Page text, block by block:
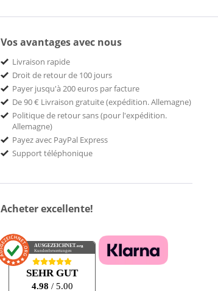
Vos avantages avec nous
Livraison rapide
Droit de retour de 100 jours
Payer jusqu'à 200 euros par facture
De 90 € Livraison gratuite (expédition. Allemagne)
Politique de retour sans (pour l'expédition.
Allemagne)
Payez avec PayPal Express
Support téléphonique
Acheter excellente!
AUSGEZEICHNET.org
Kundenbewertungen
SEHR GUT
4.98 / 5.00